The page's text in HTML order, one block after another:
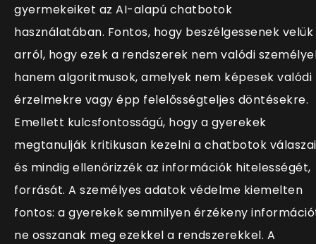
gyermekeiket az AI-alapú chatbotok
használatában. Fontos, hogy beszélgessenek velük
arról, hogy ezek a rendszerek nem valódi
hanem algoritmusok, amelyek nem képesek valódi
érzelmekre vagy épp felelősségteljes döntésekre.
Emellett kulcsfontosságú, hogy a gyerekek
megtanulják kritikusan kezelni a chatbotok
és mindig ellenőrizzék az információk hitelességét,
forrását. A személyes adatok védelme kiemelten
fontos: a gyerekek semmilyen érzékeny
ne osszanak meg ezekkel a rendszerekkel. A